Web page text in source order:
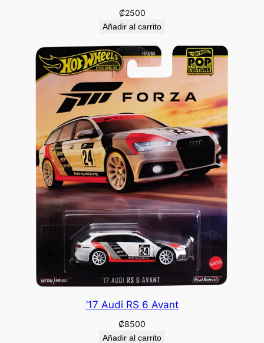
₡2500
Añadir al carrito
’17 Audi RS 6 Avant
₡8500
Añadir al carrito